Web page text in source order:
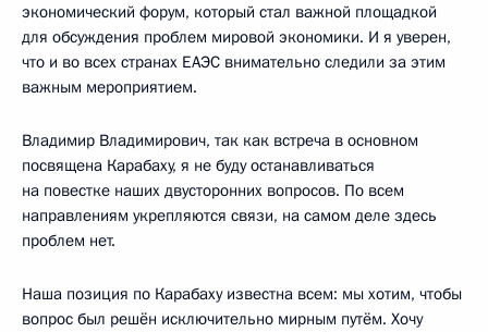
экономический форум, который стал важной площадкой
для обсуждения проблем мировой экономики. И я уверен,
что и во всех странах ЕАЭС внимательно следили за этим
важным мероприятием.
Владимир Владимирович, так как встреча в основном
посвящена Карабаху, я не буду останавливаться
на повестке наших двусторонних вопросов. По всем
направлениям укрепляются связи, на самом деле здесь
проблем нет.
Наша позиция по Карабаху известна всем: мы хотим, чтобы
вопрос был решён исключительно мирным путём. Хочу